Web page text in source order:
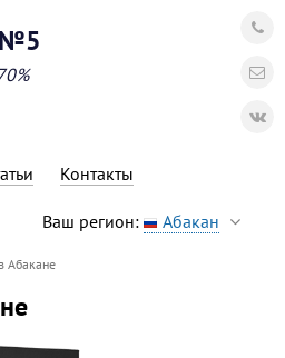
№5
Контакты
Ваш регион: Абакан
Абакане